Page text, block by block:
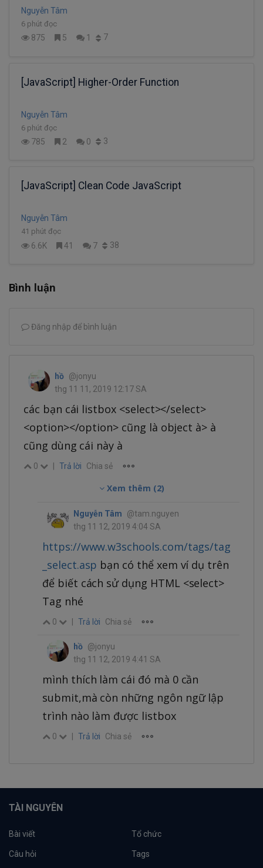
Nguyễn Tâm
6 phút đọc
875 5 1 7
[JavaScript] Higher-Order Function
Nguyễn Tâm
6 phút đọc
785 2 0 3
[JavaScript] Clean Code JavaScript
Nguyễn Tâm
41 phút đọc
6.6K 41 7 38
Bình luận
Đăng nhập để bình luận
hồ @jonyu
thg 11 11, 2019 12:17 SA
các bạn cái listbox <select></select>
<option></option> cũng là object à> à
cũng dùng cái này à
0 Trả lời Chia sẻ
Xem thêm (2)
Nguyễn Tâm
@tam.nguyen
thg 11 12, 2019 4:04 SA
https://www.w3schools.com/tags/tag
_select.asp bạn có thể xem ví dụ trên
để biết cách sử dụng HTML <select>
Tag nhé
0 Trả lời Chia sẻ
hồ @jonyu
thg 11 12, 2019 4:41 SA
mình thích làm cái đó mà 0 cần
submit,mà còn những ngôn ngữ lập
trình nào làm được listbox
0 Trả lời Chia sẻ
TÀI NGUYÊN
Bài viết Tổ chức
Câu hỏi Tags